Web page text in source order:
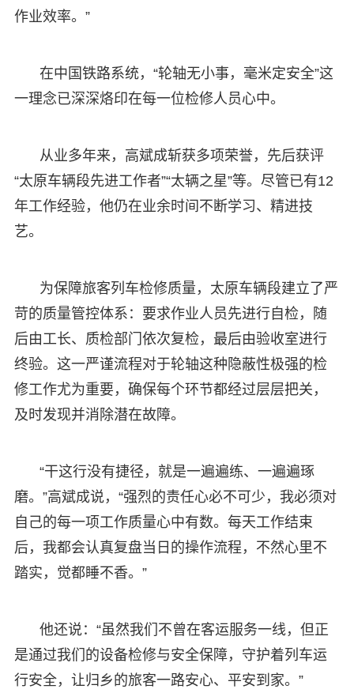
作业效率。”
在中国铁路系统，“轮轴无小事，毫米定安全”这
一理念已深深烙印在每一位检修人员心中。
从业多年来，高斌成斩获多项荣誉，先后获评
“太原车辆段先进工作者”“太辆之星”等。尽管已有12
年工作经验，他仍在业余时间不断学习、精进技
艺。
为保障旅客列车检修质量，太原车辆段建立了严
苛的质量管控体系：要求作业人员先进行自检，随
后由工长、质检部门依次复检，最后由验收室进行
终验。这一严谨流程对于轮轴这种隐蔽性极强的检
修工作尤为重要，确保每个环节都经过层层把关，
及时发现并消除潜在故障。
“干这行没有捷径，就是一遍遍练、一遍遍琢
磨。”高斌成说，“强烈的责任心必不可少，我必须对
自己的每一项工作质量心中有数。每天工作结束
后，我都会认真复盘当日的操作流程，不然心里不
踏实，觉都睡不香。”
他还说：“虽然我们不曾在客运服务一线，但正
是通过我们的设备检修与安全保障，守护着列车运
行安全，让归乡的旅客一路安心、平安到家。”